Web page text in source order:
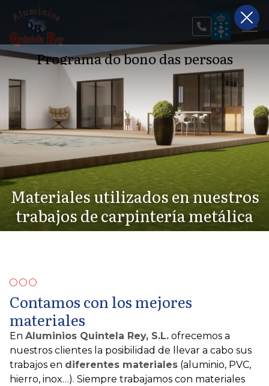
Programa do bono das persoas
traballadoras autónomas
Materiales utilizados en nuestros
trabajos de carpintería metálica
Contamos con los mejores
materiales
En Aluminios Quintela Rey, S.L. ofrecemos a
nuestros clientes la posibilidad de llevar a cabo sus
trabajos en diferentes materiales (aluminio, PVC,
hierro, inox…). Siempre trabajamos con materiales